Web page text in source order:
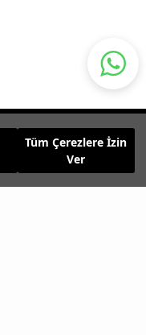
Tüm Çerezlere İzin
Ver